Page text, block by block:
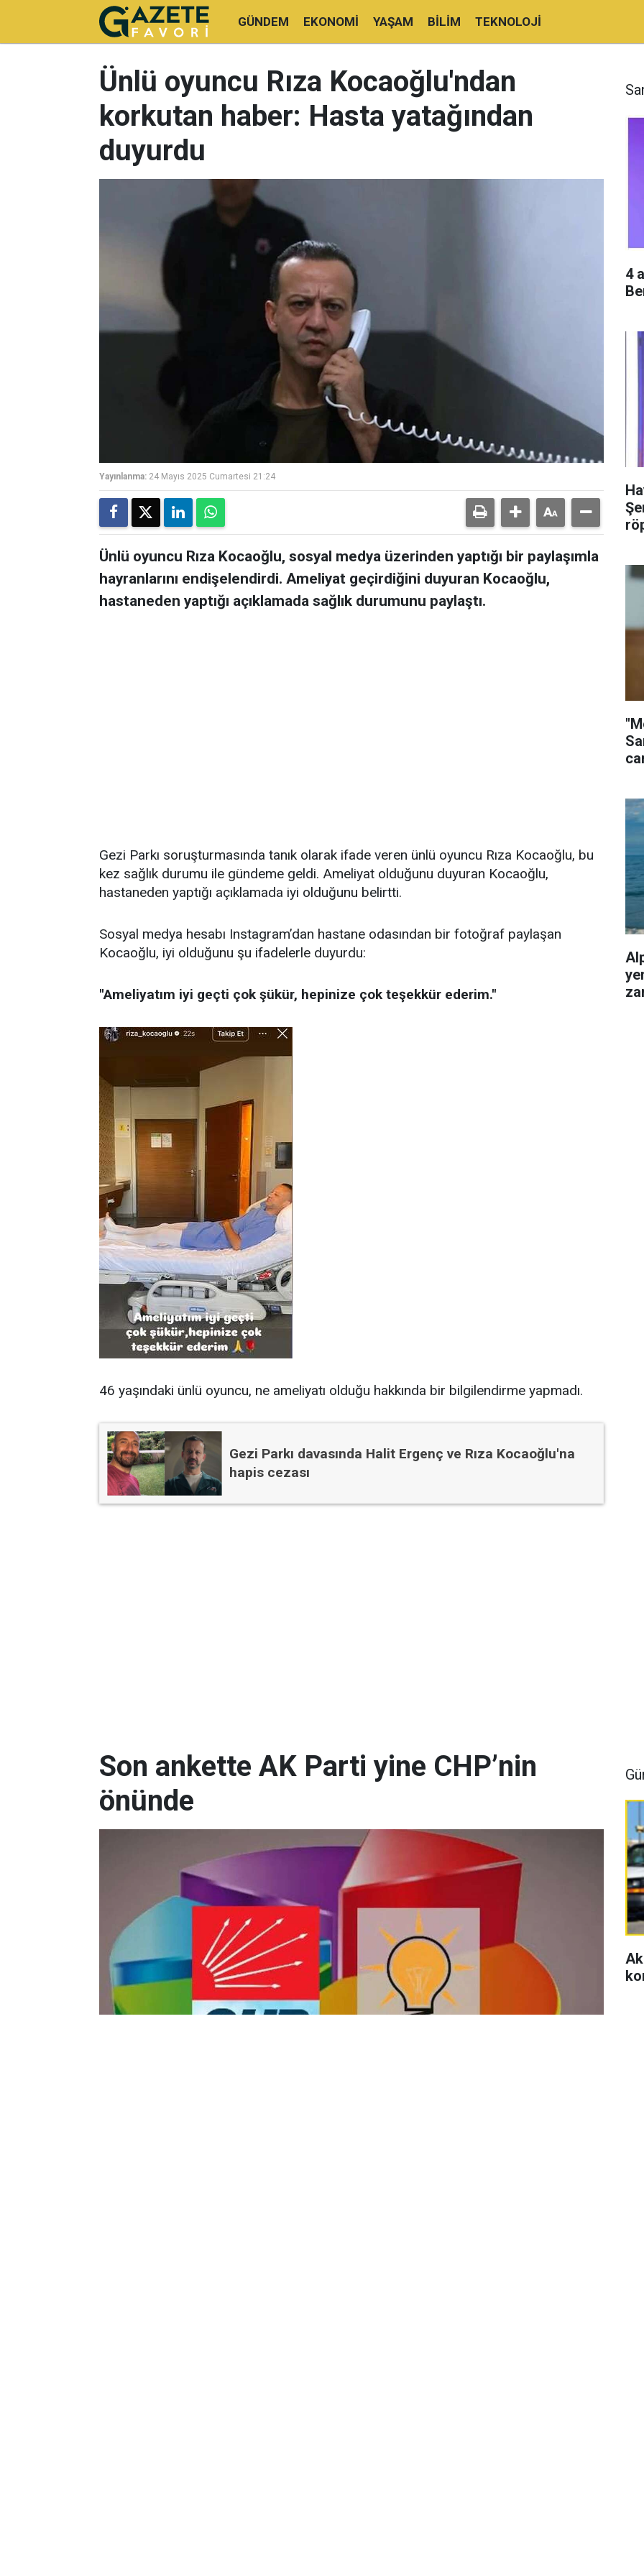
GÜNDEM EKONOMI YAŞAM BILIM TEKNOLOJI
Ünlü oyuncu Rıza Kocaoğlu'ndan
korkutan haber: Hasta yatağından
duyurdu
Yayınlanma: 24 Mayıs 2025 Cumartesi 21:24
Ünlü oyuncu Rıza Kocaoğlu, sosyal medya üzerinden yaptığı bir paylaşımla
hayranlarını endişelendirdi. Ameliyat geçirdiğini duyuran Kocaoğlu,
hastaneden yaptığı açıklamada sağlık durumunu paylaştı.
Gezi Parkı soruşturmasında tanık olarak ifade veren ünlü oyuncu Rıza Kocaoğlu, bu
kez sağlık durumu ile gündeme geldi. Ameliyat olduğunu duyuran Kocaoğlu,
hastaneden yaptığı açıklamada iyi olduğunu belirtti.
Sosyal medya hesabı Instagram’dan hastane odasından bir fotoğraf paylaşan
Kocaoğlu, iyi olduğunu şu ifadelerle duyurdu:
''Ameliyatım iyi geçti çok şükür, hepinize çok teşekkür ederim.''
46 yaşındaki ünlü oyuncu, ne ameliyatı olduğu hakkında bir bilgilendirme yapmadı.
Gezi Parkı davasında Halit Ergenç ve Rıza Kocaoğlu'na
hapis cezası
4
Son ankette AK Parti yine CHP’nin
önünde